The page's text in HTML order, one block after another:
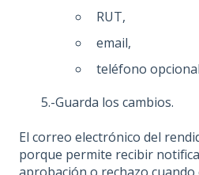
RUT,
email,
teléfono
5.-Guarda los cambios.
El correo electrónico del
porque permite recibir